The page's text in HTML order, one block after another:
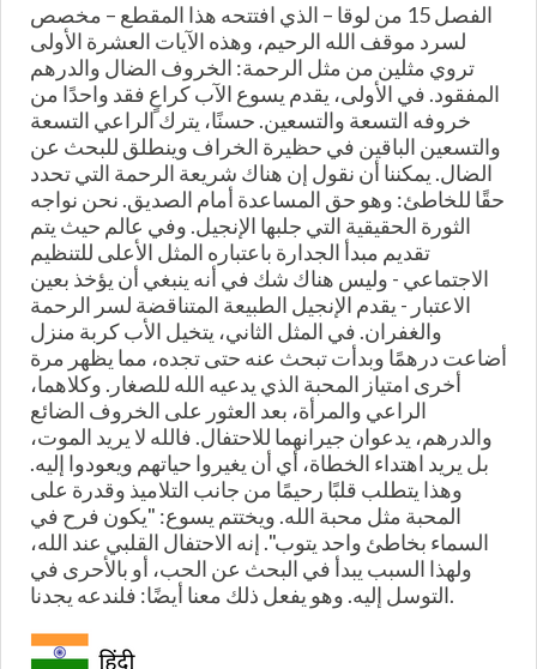
الفصل 15 من لوقا – الذي افتتحه هذا المقطع – مخصص
لسرد موقف الله الرحيم، وهذه الآيات العشرة الأولى
تروي مثلين من مثل الرحمة: الخروف الضال والدرهم
المفقود. في الأولى، يقدم يسوع الآب كراعٍ فقد واحدًا من
خروفه التسعة والتسعين. حسنًا، يترك الراعي التسعة
والتسعين الباقين في حظيرة الخراف وينطلق للبحث عن
الضال. يمكننا أن نقول إن هناك شريعة الرحمة التي تحدد
حقًا للخاطئ: وهو حق المساعدة أمام الصديق. نحن نواجه
الثورة الحقيقية التي جلبها الإنجيل. وفي عالم حيث يتم
تقديم مبدأ الجدارة باعتباره المثل الأعلى للتنظيم
الاجتماعي - وليس هناك شك في أنه ينبغي أن يؤخذ بعين
الاعتبار - يقدم الإنجيل الطبيعة المتناقضة لسر الرحمة
والغفران. في المثل الثاني، يتخيل الأب كربة منزل
أضاعت درهمًا وبدأت تبحث عنه حتى تجده، مما يظهر مرة
أخرى امتياز المحبة الذي يدعيه الله للصغار. وكلاهما،
الراعي والمرأة، بعد العثور على الخروف الضائع
والدرهم، يدعوان جيرانهما للاحتفال. فالله لا يريد الموت،
بل يريد اهتداء الخطاة، أي أن يغيروا حياتهم ويعودوا إليه.
وهذا يتطلب قلبًا رحيمًا من جانب التلاميذ وقدرة على
المحبة مثل محبة الله. ويختتم يسوع: "يكون فرح في
السماء بخاطئ واحد يتوب". إنه الاحتفال القلبي عند الله،
ولهذا السبب يبدأ في البحث عن الحب، أو بالأحرى في
التوسل إليه. وهو يفعل ذلك معنا أيضًا: فلندعه يجدنا.